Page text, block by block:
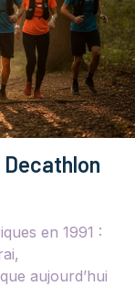
Decathlon
en 1991 :
aujourd’hui